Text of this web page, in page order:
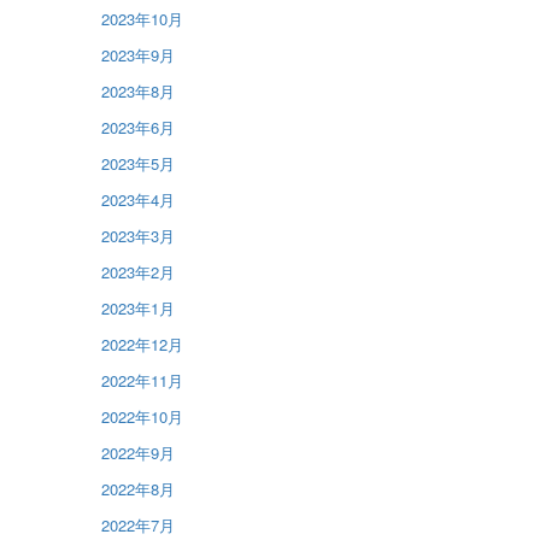
2023年10月
2023年9月
2023年8月
2023年6月
2023年5月
2023年4月
2023年3月
2023年2月
2023年1月
2022年12月
2022年11月
2022年10月
2022年9月
2022年8月
2022年7月